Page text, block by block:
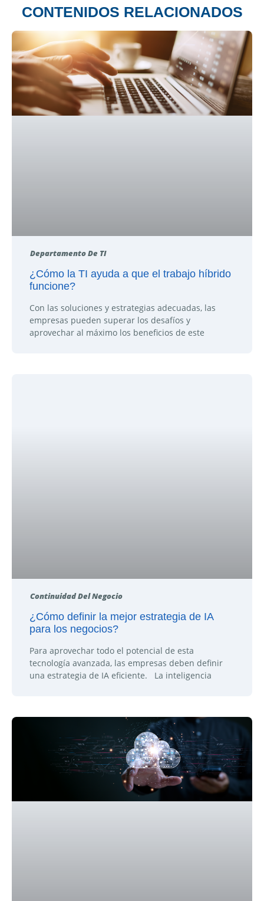
CONTENIDOS RELACIONADOS
Departamento De TI
¿Cómo la TI ayuda a que el trabajo híbrido
funcione?
Con las soluciones y estrategias adecuadas, las
empresas pueden superar los desafíos y
aprovechar al máximo los beneficios de este
Continuidad Del Negocio
¿Cómo definir la mejor estrategia de IA
para los negocios?
Para aprovechar todo el potencial de esta
tecnología avanzada, las empresas deben definir
una estrategia de IA eficiente. La inteligencia